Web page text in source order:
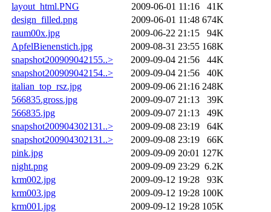
layout_html.PNG
2009-06-01 11:16
41K
design_filled.png
2009-06-01 11:48 674K
raum00x.jpg
2009-06-22 21:15
94K
ApfelBienenstich.jpg
2009-08-31 23:55 168K
snapshot200909042155..>
2009-09-04 21:56
44K
snapshot200909042154..>
2009-09-04 21:56
40K
italian_top_rsz.jpg
2009-09-06 21:16 248K
566835.gross.jpg
2009-09-07 21:13
39K
566835.jpg
2009-09-07 21:13
49K
snapshot200904302131..>
2009-09-08 23:19
64K
snapshot200904302131..>
2009-09-08 23:19
66K
pink.jpg
2009-09-09 20:01 127K
night.png
2009-09-09 23:29 6.2K
krm002.jpg
2009-09-12 19:28
93K
krm003.jpg
2009-09-12 19:28 100K
krm001.jpg
2009-09-12 19:28 105K